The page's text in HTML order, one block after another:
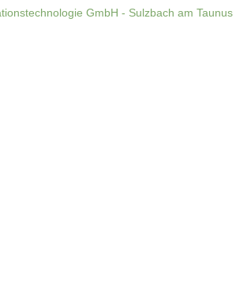
GmbH - Sulzbach am Taunus